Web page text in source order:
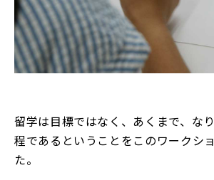
留学は目標ではなく、あくまで、な
程であるということをこのワークシ
た。